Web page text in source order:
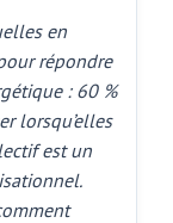
en
répondre
: 60 %
lorsqu’elles
est un